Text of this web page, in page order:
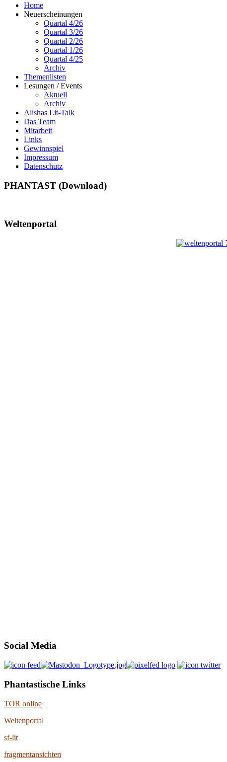
Home
Neuerscheinungen
Quartal 4/26
Quartal 3/26
Quartal 2/26
Quartal 1/26
Quartal 4/25
Archiv
Themenlisten
Lesungen / Events
Aktuell
Archiv
Alishas Lit-Talk
Das Team
Mitarbeit
Links
Gewinnspiel
Impressum
Datenschutz
PHANTAST (Download)
Weltenportal
Social Media
Phantastische Links
TOR online
Weltenportal
sf-lit
fragmentansichten